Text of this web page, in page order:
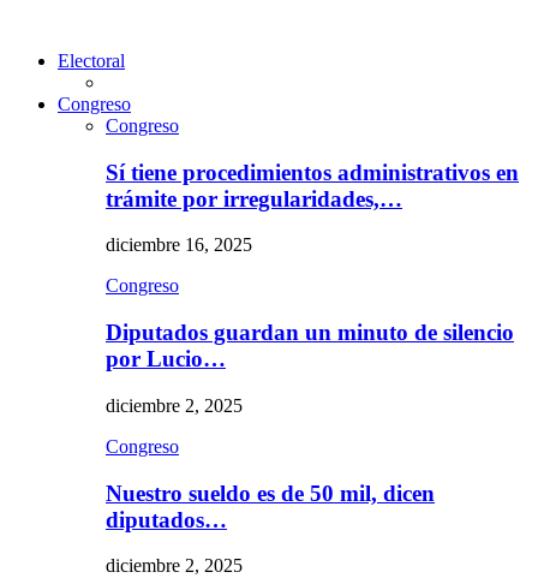
Electoral
Congreso
Congreso
Sí tiene procedimientos administrativos en
trámite por irregularidades,…
diciembre 16, 2025
Congreso
Diputados guardan un minuto de silencio
por Lucio…
diciembre 2, 2025
Congreso
Nuestro sueldo es de 50 mil, dicen
diputados…
diciembre 2, 2025